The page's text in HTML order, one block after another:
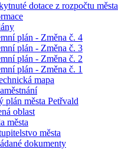
dotace z rozpočtu města
plán - Změna č. 4
plán - Změna č. 3
plán - Změna č. 2
plán - Změna č. 1
mapa
plán města Petřvald
oblast
města
města
dokumenty